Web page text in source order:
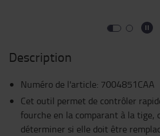
Description
Numéro de l'article: 7004851CAA
Cet outil permet de contrôler
fourche en la comparant à la tige,
déterminer si elle doit être